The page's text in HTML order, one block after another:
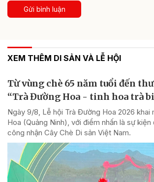
Gửi bình luận
XEM THÊM DI SẢN VÀ LỄ HỘI
Từ vùng chè 65 năm tuổi đến
“Trà Đường Hoa - tinh hoa trà
Ngày 9/8, Lễ hội Trà Đường Hoa 2026 khai
Hoa (Quảng Ninh), với điểm nhấn là sự kiện
công nhận Cây Chè Di sản Việt Nam.